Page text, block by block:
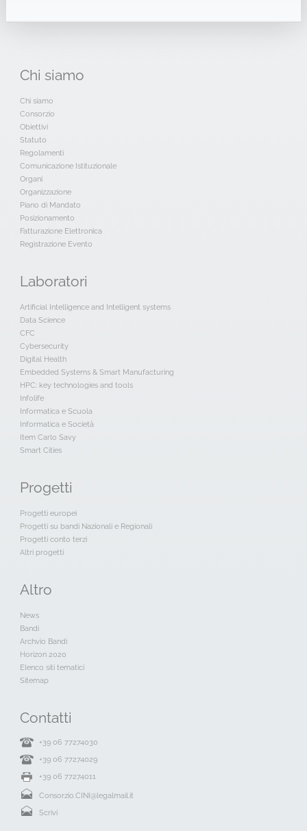
Chi siamo
Chi siamo
Consorzio
Obiettivi
Statuto
Regolamenti
Comunicazione Istituzionale
Organi
Organizzazione
Piano di Mandato
Posizionamento
Fatturazione Elettronica
Registrazione Evento
Laboratori
Artificial Intelligence and Intelligent systems
Data Science
CFC
Cybersecurity
Digital Health
Embedded Systems & Smart Manufacturing
HPC: key technologies and tools
Infolife
Informatica e Scuola
Informatica e Società
Item Carlo Savy
Smart Cities
Progetti
Progetti europei
Progetti su bandi Nazionali e Regionali
Progetti conto terzi
Altri progetti
Altro
News
Bandi
Archvio Bandi
Horizon 2020
Elenco siti tematici
Sitemap
Contatti
+39 06 77274030
+39 06 77274029
+39 06 77274011
Consorzio.CINI@legalmail.it
Scrivi